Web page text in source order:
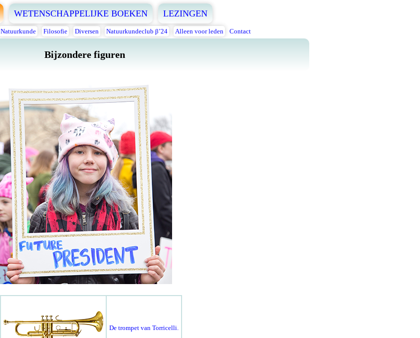
WETENSCHAPPELIJKE BOEKEN LEZINGEN
Natuurkunde Filosofie Diversen Natuurkundeclub β’24 Alleen voor leden Contact
Bijzondere figuren
De trompet van Torricelli.